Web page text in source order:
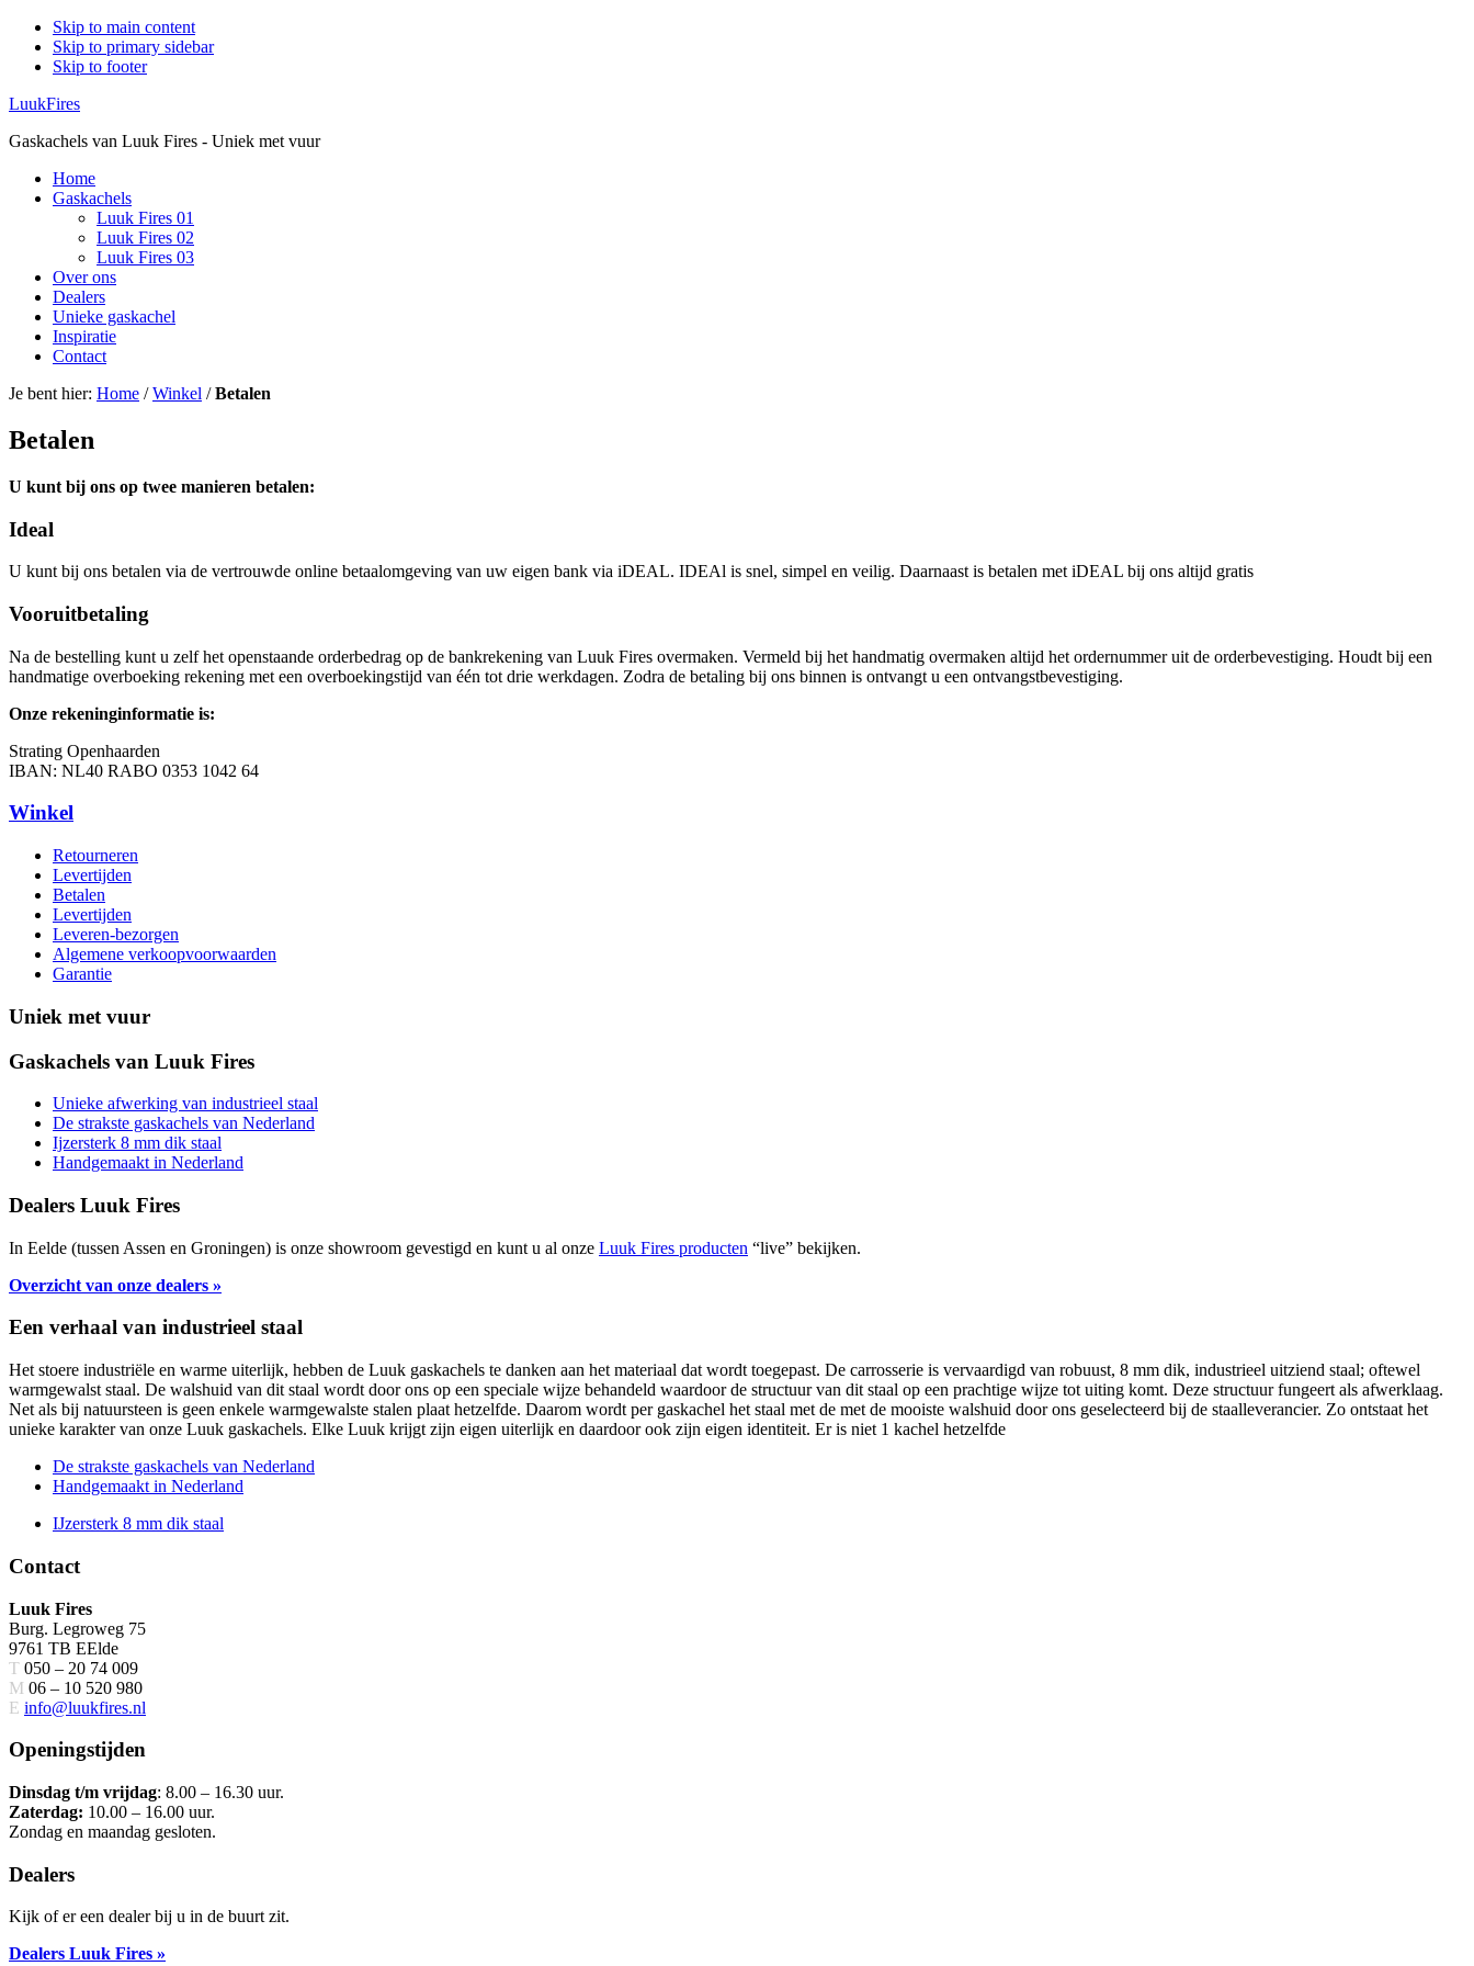
Skip to main content
Skip to primary sidebar
Skip to footer
LuukFires
Gaskachels van Luuk Fires - Uniek met vuur
Home
Gaskachels
Luuk Fires 01
Luuk Fires 02
Luuk Fires 03
Over ons
Dealers
Unieke gaskachel
Inspiratie
Contact
Je bent hier: Home /Winkel /Betalen
Betalen
U kunt bij ons op twee manieren betalen:
Ideal
U kunt bij ons betalen via de vertrouwde online betaalomgeving van uw eigen bank via iDEAL. IDEAl is snel, simpel en veilig. Daarnaast is betalen met iDEAL bij ons altijd gratis
Vooruitbetaling
Na de bestelling kunt u zelf het openstaande orderbedrag op de bankrekening van Luuk Fires overmaken. Vermeld bij het handmatig overmaken altijd het ordernummer uit de orderbevestiging. Houdt bij een
handmatige overboeking rekening met een overboekingstijd van één tot drie werkdagen. Zodra de betaling bij ons binnen is ontvangt u een ontvangstbevestiging.
Onze rekeninginformatie is:
Strating Openhaarden
IBAN: NL40 RABO 0353 1042 64
Primary
Sidebar
Winkel
Retourneren
Levertijden
Betalen
Levertijden
Leveren-bezorgen
Algemene verkoopvoorwaarden
Garantie
Uniek met vuur
Gaskachels van Luuk Fires
Unieke afwerking van industrieel staal
De strakste gaskachels van Nederland
Ijzersterk 8 mm dik staal
Handgemaakt in Nederland
Dealers Luuk Fires
In Eelde (tussen Assen en Groningen) is onze showroom gevestigd en kunt u al onze Luuk Fires producten “live” bekijken.
Overzicht van onze dealers »
Een verhaal van industrieel staal
Het stoere industriële en warme uiterlijk, hebben de Luuk gaskachels te danken aan het materiaal dat wordt toegepast. De carrosserie is vervaardigd van robuust, 8 mm dik, industrieel uitziend staal; oftewel
warmgewalst staal. De walshuid van dit staal wordt door ons op een speciale wijze behandeld waardoor de structuur van dit staal op een prachtige wijze tot uiting komt. Deze structuur fungeert als afwerklaag.
Net als bij natuursteen is geen enkele warmgewalste stalen plaat hetzelfde. Daarom wordt per gaskachel het staal met de met de mooiste walshuid door ons geselecteerd bij de staalleverancier. Zo ontstaat het
unieke karakter van onze Luuk gaskachels. Elke Luuk krijgt zijn eigen uiterlijk en daardoor ook zijn eigen identiteit. Er is niet 1 kachel hetzelfde
De strakste gaskachels van Nederland
Handgemaakt in Nederland
IJzersterk 8 mm dik staal
Footer
Contact
Luuk Fires
Burg. Legroweg 75
9761 TB EElde
T 050 – 20 74 009
M 06 – 10 520 980
E info@luukfires.nl
Openingstijden
Dinsdag t/m vrijdag: 8.00 – 16.30 uur.
Zaterdag: 10.00 – 16.00 uur.
Zondag en maandag gesloten.
Dealers
Kijk of er een dealer bij u in de buurt zit.
Dealers Luuk Fires »